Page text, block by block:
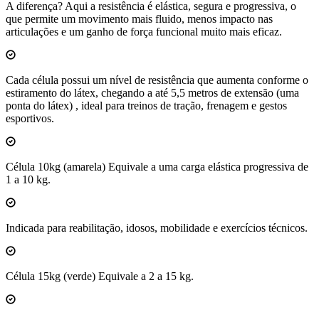
A diferença? Aqui a resistência é elástica, segura e progressiva, o
que permite um movimento mais fluido, menos impacto nas
articulações e um ganho de força funcional muito mais eficaz.
Cada célula possui um nível de resistência que aumenta conforme o
estiramento do látex, chegando a até 5,5 metros de extensão (uma
ponta do látex) , ideal para treinos de tração, frenagem e gestos
esportivos.
Célula 10kg (amarela) Equivale a uma carga elástica progressiva de
1 a 10 kg.
Indicada para reabilitação, idosos, mobilidade e exercícios técnicos.
Célula 15kg (verde) Equivale a 2 a 15 kg.